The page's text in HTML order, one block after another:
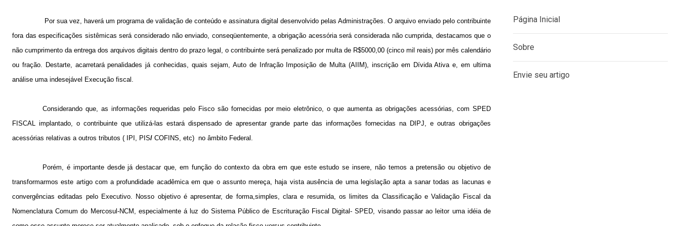
Por sua vez, haverá um programa de validação de conteúdo e assinatura digital desenvolvido pelas Administrações. O arquivo enviado pelo contribuinte
fora das especificações sistêmicas será considerado não enviado, conseqüentemente, a obrigação acessória será considerada não cumprida, destacamos que o
não cumprimento da entrega dos arquivos digitais dentro do prazo legal, o contribuinte será penalizado por multa de R$5000,00 (cinco mil reais) por mês calendário
ou fração. Destarte, acarretará penalidades já conhecidas, quais sejam, Auto de Infração Imposição de Multa (AIIM), inscrição em Dívida Ativa e, em ultima
análise uma indesejável Execução fiscal.
Considerando que, as informações requeridas pelo Fisco são fornecidas por meio eletrônico, o que aumenta as obrigações acessórias, com SPED
FISCAL implantado, o contribuinte que utilizá-las estará dispensado de apresentar grande parte das informações fornecidas na DIPJ, e outras obrigações
acessórias relativas a outros tributos ( IPI, PIS/ COFINS, etc) no âmbito Federal.
Porém, é importante desde já destacar que, em função do contexto da obra em que este estudo se insere, não temos a pretensão ou objetivo de
transformarmos este artigo com a profundidade acadêmica em que o assunto mereça, haja vista ausência de uma legislação apta a sanar todas as lacunas e
convergências editadas pelo Executivo. Nosso objetivo é apresentar, de forma,simples, clara e resumida, os limites da Classificação e Validação Fiscal da
Nomenclatura Comum do Mercosul-NCM, especialmente á luz do Sistema Público de Escrituração Fiscal Digital- SPED, visando passar ao leitor uma idéia de